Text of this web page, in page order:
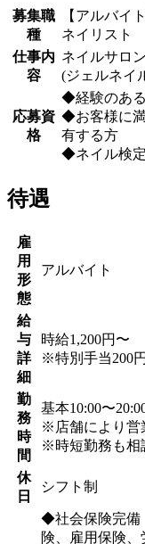
募集職
種
【アルバイト
ネイリスト
仕事内
容
ネイルサロ
(ジェルネイ
応募資
格
◆経験のあ
◆お客様に
有する方
◆ネイル検
待遇
雇
用
形
態
アルバイト
給
与
詳
細
時給1,200円〜
※特別手当200
勤
務
時
間
基本10:00〜
※店舗により営
※時短勤務も相
休
日
シフト制
◆社会保険完備
険、雇用保険、